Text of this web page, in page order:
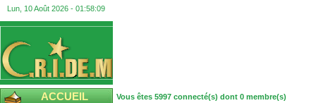
Lun, 10 Août 2026 - 01:58:10
ACCUEIL Vous êtes 5997 connecté(s) dont 0 membre(s)